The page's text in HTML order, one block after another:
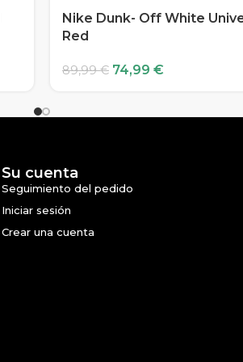
Nike Dunk- Off White
Red
89,99€ 74,99 €
Su cuenta
Seguimiento del pedido
Iniciar sesión
Crear una cuenta